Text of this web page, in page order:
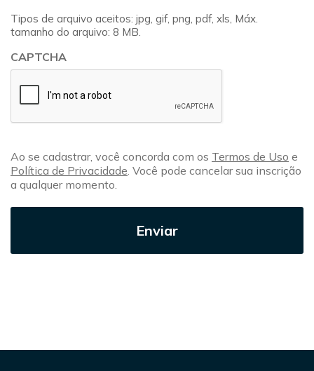
Tipos de arquivo aceitos: jpg, gif, png, pdf, xls, Máx.
tamanho do arquivo: 8 MB.
CAPTCHA
Ao se cadastrar, você concorda com os Termos de Uso e
Política de Privacidade. Você pode cancelar sua inscrição
a qualquer momento.